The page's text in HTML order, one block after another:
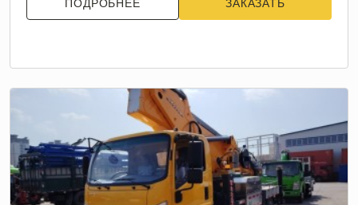
ПОДРОБНЕЕ ЗАКАЗАТЬ